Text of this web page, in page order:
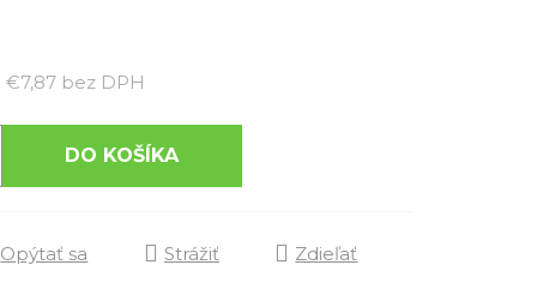
€7,87 bez DPH
DO KOŠÍKA
Opýtať sa Strážiť Zdieľať